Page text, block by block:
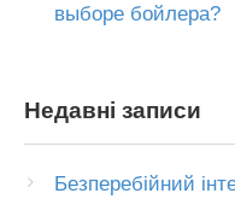
выборе бойлера?
Недавні записи
Безперебійний